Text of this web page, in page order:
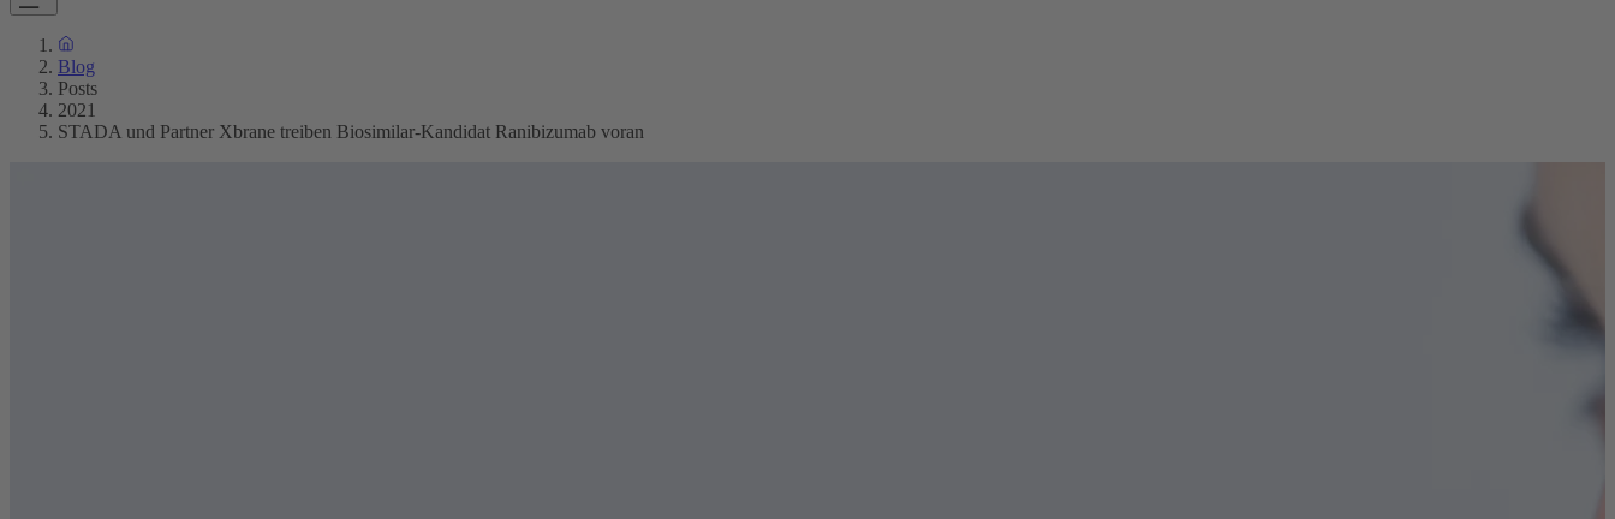
Blog
Posts
2021
STADA und Partner Xbrane treiben Biosimilar-Kandidat Ranibizumab voran